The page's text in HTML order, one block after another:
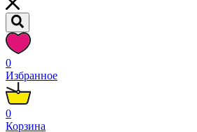
0
Избранное
0
Корзина